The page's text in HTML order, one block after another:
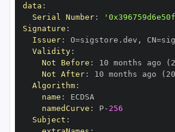
data :
Serial Number:
Signature :
Issuer: O=sigstore.dev ,
Validity:
Not Before : 10 months ago
Not After: 10 months ago
Algorithm:
name :
namedCurve : P- 256
Subject :